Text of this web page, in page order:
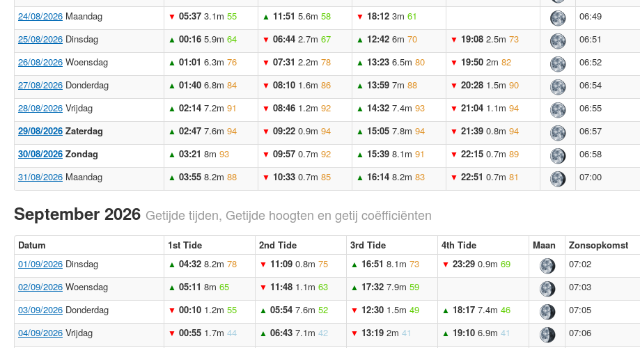
24/08/2026 Maandag ▼ 05:37 3.1m 55 ▲ 11:51 5.6m 58 ▼ 18:12 3m 61 06:49
25/08/2026 Dinsdag ▲ 00:16 5.9m 64 ▼ 06:44 2.7m 67 ▲ 12:42 6m 70 ▼ 19:08 2.5m 73 06:51
26/08/2026 Woensdag ▲ 01:01 6.3m 76 ▼ 07:31 2.2m 78 ▲ 13:23 6.5m 80 ▼ 19:50 2m 82 06:52
27/08/2026 Donderdag ▲ 01:40 6.8m 84 ▼ 08:10 1.6m 86 ▲ 13:59 7m 88 ▼ 20:28 1.5m 90 06:54
28/08/2026 Vrijdag ▲ 02:14 7.2m 91 ▼ 08:46 1.2m 92 ▲ 14:32 7.4m 93 ▼ 21:04 1.1m 94 06:55
29/08/2026 Zaterdag ▲ 02:47 7.6m 94 ▼ 09:22 0.9m 94 ▲ 15:05 7.8m 94 ▼ 21:39 0.8m 94 06:57
30/08/2026 Zondag ▲ 03:21 8m 93 ▼ 09:57 0.7m 92 ▲ 15:39 8.1m 91 ▼ 22:15 0.7m 89 06:58
31/08/2026 Maandag ▲ 03:55 8.2m 88 ▼ 10:33 0.7m 85 ▲ 16:14 8.2m 83 ▼ 22:51 0.7m 81 07:00
September 2026 Getijde tijden, Getijde hoogten en getij coëfficiënten
Datum 1st Tide 2nd Tide 3rd Tide 4th Tide Maan Zonsopkomst
01/09/2026 Dinsdag ▲ 04:32 8.2m 78 ▼ 11:09 0.8m 75 ▲ 16:51 8.1m 73 ▼ 23:29 0.9m 69 07:02
02/09/2026 Woensdag ▲ 05:11 8m 65 ▼ 11:48 1.1m 63 ▲ 17:32 7.9m 59 07:03
03/09/2026 Donderdag ▼ 00:10 1.2m 55 ▲ 05:54 7.6m 52 ▼ 12:30 1.5m 49 ▲ 18:17 7.4m 46 07:05
04/09/2026 Vrijdag ▼ 00:55 1.7m 44 ▲ 06:43 7.1m 42 ▼ 13:19 2m 41 ▲ 19:10 6.9m 41 07:06